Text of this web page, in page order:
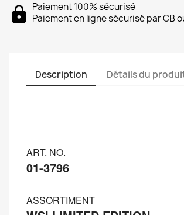
Paiement 100% sécurisé
Paiement en ligne sécurisé par CB
Description Détails du
ART. NO.
01-3796
ASSORTIMENT